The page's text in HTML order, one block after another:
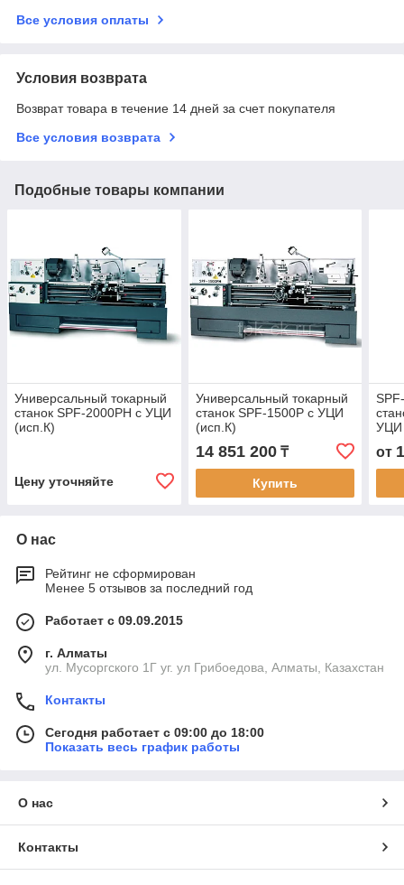
Все условия оплаты
Условия возврата
Возврат товара в течение 14 дней за счет покупателя
Все условия возврата
Подобные товары компании
Универсальный токарный
станок SPF-2000PH с УЦИ
(исп.К)
Цену уточняйте
Универсальный токарный
станок SPF-1500P с УЦИ
(исп.К)
14 851 200₸
Купить
УЦИ
от
О нас
Рейтинг не сформирован
Менее 5 отзывов за последний год
Работает с 09.09.2015
г. Алматы
ул. Мусоргского 1Г уг. ул Грибоедова, Алматы, Казахстан
Контакты
Сегодня работает с 09:00 до 18:00
Показать весь график работы
О нас
Контакты